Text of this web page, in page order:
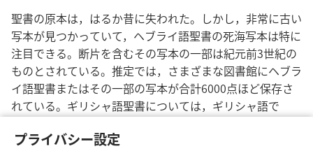
プライバシー設定
文
聖書の原本は，はるか昔に失われた。しかし，非常に古い
写本が見つかっていて，ヘブライ語聖書の死海写本は特に
注目できる。断片を含むその写本の一部は紀元前3世紀の
ものとされている。推定では，さまざまな図書館にヘブラ
イ語聖書またはその一部の写本が合計6000点ほど保存さ
れている。ギリシャ語聖書については，ギリシャ語で
語でも残っている。